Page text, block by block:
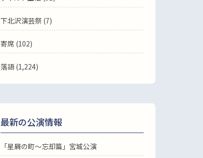
下北沢演芸祭 (7)
寄席 (102)
落語(1,224)
最新の公演情報
「星屑の町～忘却篇」宮城公演